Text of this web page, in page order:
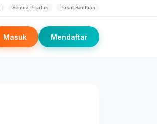
Semua Produk Pusat Bantuan
Masuk Mendaftar